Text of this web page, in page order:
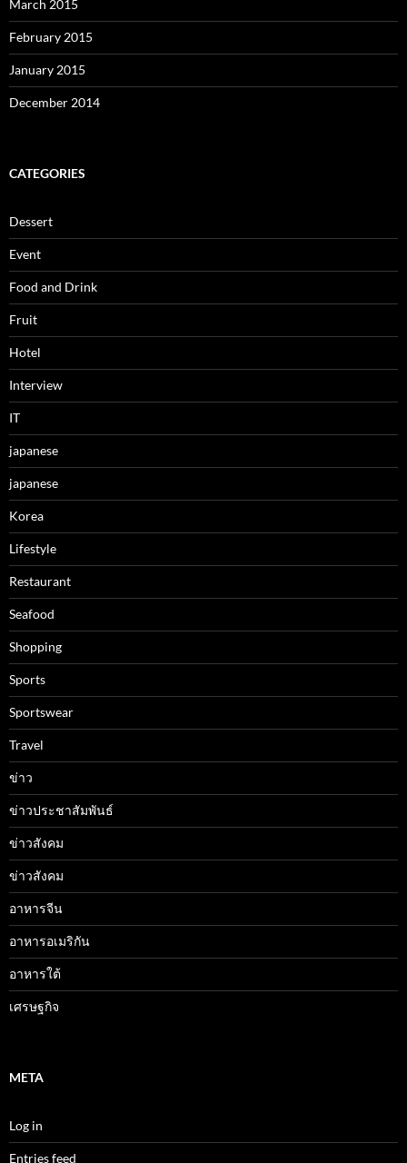
March 2015
February 2015
January 2015
December 2014
CATEGORIES
Dessert
Event
Food and Drink
Fruit
Hotel
Interview
IT
japanese
japanese
Korea
Lifestyle
Restaurant
Seafood
Shopping
Sports
Sportswear
Travel
ข่าว
ข่าวประชาสัมพันธ์
ข่าวสังคม
ข่าวสังคม
อาหารจีน
อาหารอเมริกัน
อาหารใต้
เศรษฐกิจ
META
Log in
Entries feed